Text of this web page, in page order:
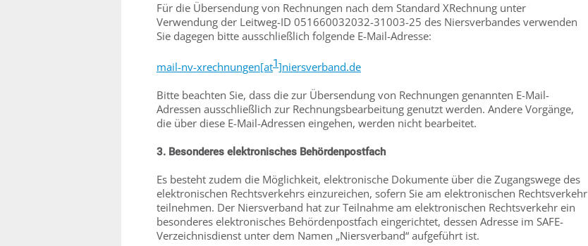
Für die Übersendung von Rechnungen nach dem Standard XRechnung unter
Verwendung der Leitweg-ID 051660032032-31003-25 des Niersverbandes verwenden
Sie dagegen bitte ausschließlich folgende E-Mail-Adresse:
mail-nv-xrechnungen[at1]niersverband.de
Bitte beachten Sie, dass die zur Übersendung von Rechnungen genannten E-Mail-
Adressen ausschließlich zur Rechnungsbearbeitung genutzt werden. Andere Vorgänge,
die über diese E-Mail-Adressen eingehen, werden nicht bearbeitet.
3. Besonderes elektronisches Behördenpostfach
Es besteht zudem die Möglichkeit, elektronische Dokumente über die Zugangswege des
elektronischen Rechtsverkehrs einzureichen, sofern Sie am elektronischen Rechtsverkehr
teilnehmen. Der Niersverband hat zur Teilnahme am elektronischen Rechtsverkehr ein
besonderes elektronisches Behördenpostfach eingerichtet, dessen Adresse im SAFE-
Verzeichnisdienst unter dem Namen „Niersverband“ aufgeführt ist.